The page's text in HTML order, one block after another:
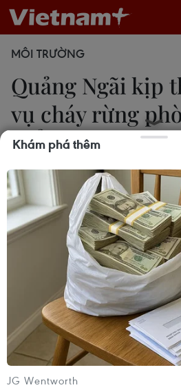
MÔI TRƯỜNG
Quảng Ngãi kịp
vụ cháy rừng
biển
Lê Phước Ngọc
07/06/2026 10:37
Đám cháy bùng phát tại khu
phòng hộ ven biển, thuộc
304 và 306, đoạn qua thôn
4, xã Mỏ Cày, tỉnh Quảng
Khám phá thêm
JG Wentworth